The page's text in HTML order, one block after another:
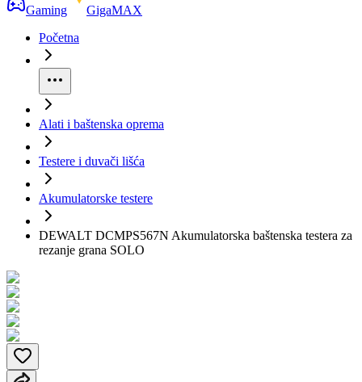
Gaming
GigaMAX
Početna
Alati i baštenska oprema
Testere i duvači lišća
Akumulatorske testere
DEWALT DCMPS567N Akumulatorska baštenska testera za
rezanje grana SOLO